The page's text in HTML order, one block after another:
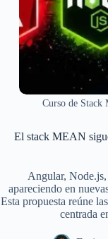
Curso de
El stack MEAN
Angular,
apareciendo en
Esta propuesta reúne
centrada